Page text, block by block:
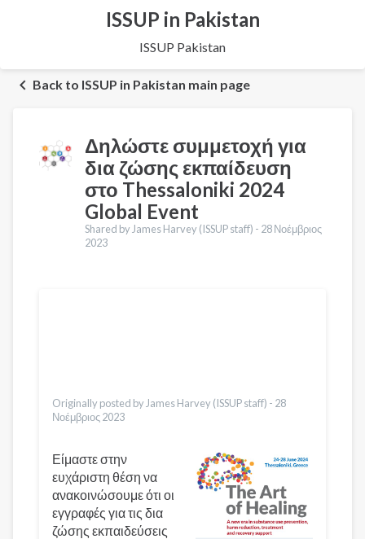
ISSUP in Pakistan
ISSUP Pakistan
Back to ISSUP in Pakistan main page
Δηλώστε συμμετοχή για
δια ζώσης εκπαίδευση
στο Thessaloniki 2024
Global Event
Shared by James Harvey (ISSUP staff) - 28 Νοέμβριος
2023
Originally posted by James Harvey (ISSUP staff) - 28
Νοέμβριος 2023
Είμαστε στην
ευχάριστη θέση να
ανακοινώσουμε ότι οι
εγγραφές για τις δια
ζώσης εκπαιδεύσεις